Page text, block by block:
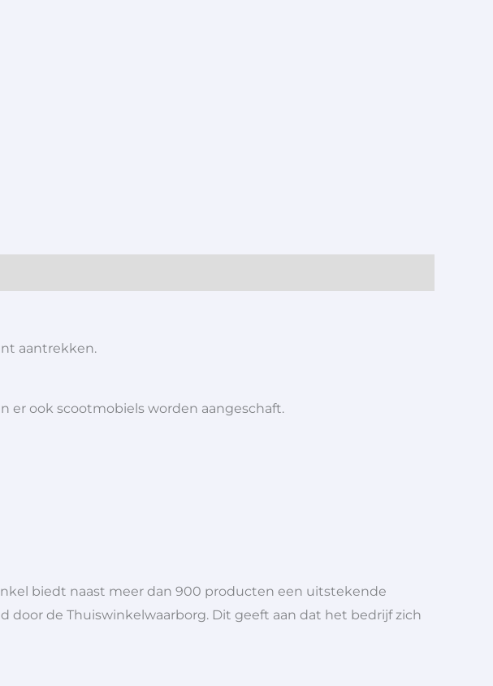
aantrekken.
er ook scootmobiels worden aangeschaft.
biedt naast meer dan 900 producten een uitstekende
door de Thuiswinkelwaarborg. Dit geeft aan dat het bedrijf zich